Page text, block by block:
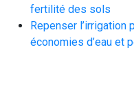
fertilité des sols
Repenser l’irrigation
économies d’eau et